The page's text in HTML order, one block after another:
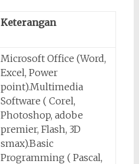
Keterangan
Microsoft Office (Word,
Excel, Power
point).Multimedia
Software ( Corel,
Photoshop, adobe
premier, Flash, 3D
smax).Basic
Programming ( Pascal,